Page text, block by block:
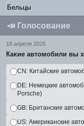
Бельцы
📣 Голосование
18 апреля 2026
Какие автомобили вы
CN: Китайские
DE: Немецкие
Porsche)
GB: Британские
US: Американские